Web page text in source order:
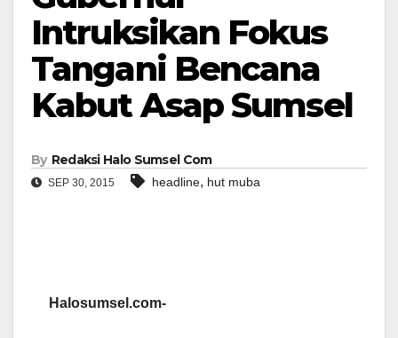
Intruksikan Fokus
Tangani Bencana
Kabut Asap Sumsel
By Redaksi Halo Sumsel Com
SEP 30, 2015 headline, hut muba
Halosumsel.com-